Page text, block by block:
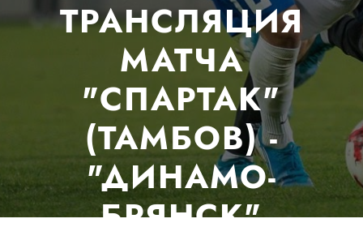
ТРАНСЛЯЦИЯ
МАТЧА
"СПАРТАК"
(ТАМБОВ) -
"ДИНАМО-
БРЯНСК"